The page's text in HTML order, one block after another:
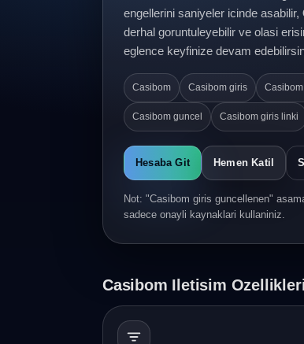
engellerini saniyeler icinde asabilir,
derhal goruntuleyebilir ve olasi
eglence keyfinize devam
Casibom Casibom giris
Casibom guncel Casibom giris linki
Hesaba Git Hemen Katil
Not: "Casibom giris guncellenen"
sadece onayli kaynaklari kullaniniz.
Casibom Iletisim